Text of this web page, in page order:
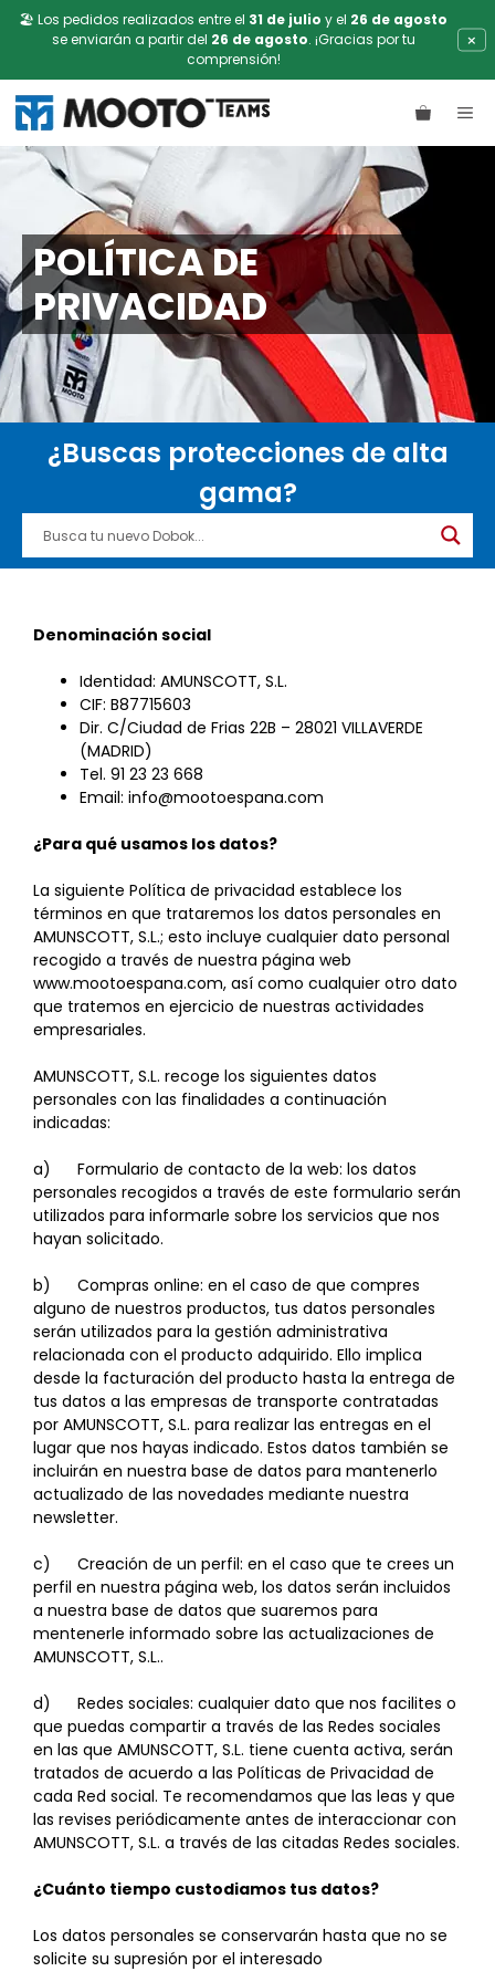
🏖️ Los pedidos realizados entre el 31 de julio y el 26 de agosto
se enviarán a partir del 26 de agosto. ¡Gracias por tu
comprensión!
×
Saltar
contenido
POLÍTICA DE
PRIVACIDAD
¿Buscas protecciones de alta
gama?
Denominación social
Identidad: AMUNSCOTT, S.L.
CIF: B87715603
Dir. C/Ciudad de Frias 22B – 28021 VILLAVERDE
(MADRID)
Tel. 91 23 23 668
Email: info@mootoespana.com
¿Para qué usamos los datos?
La siguiente Política de privacidad establece los
términos en que trataremos los datos personales en
AMUNSCOTT, S.L.; esto incluye cualquier dato personal
recogido a través de nuestra página web
www.mootoespana.com, así como cualquier otro dato
que tratemos en ejercicio de nuestras actividades
empresariales.
AMUNSCOTT, S.L. recoge los siguientes datos
personales con las finalidades a continuación
indicadas:
a) Formulario de contacto de la web: los datos
personales recogidos a través de este formulario serán
utilizados para informarle sobre los servicios que nos
hayan solicitado.
b) Compras online: en el caso de que compres
alguno de nuestros productos, tus datos personales
serán utilizados para la gestión administrativa
relacionada con el producto adquirido. Ello implica
desde la facturación del producto hasta la entrega de
tus datos a las empresas de transporte contratadas
por AMUNSCOTT, S.L. para realizar las entregas en el
lugar que nos hayas indicado. Estos datos también se
incluirán en nuestra base de datos para mantenerlo
actualizado de las novedades mediante nuestra
newsletter.
c) Creación de un perfil: en el caso que te crees un
perfil en nuestra página web, los datos serán incluidos
a nuestra base de datos que suaremos para
mentenerle informado sobre las actualizaciones de
AMUNSCOTT, S.L..
d) Redes sociales: cualquier dato que nos facilites o
que puedas compartir a través de las Redes sociales
en las que AMUNSCOTT, S.L. tiene cuenta activa, serán
tratados de acuerdo a las Políticas de Privacidad de
cada Red social. Te recomendamos que las leas y que
las revises periódicamente antes de interaccionar con
AMUNSCOTT, S.L. a través de las citadas Redes sociales.
¿Cuánto tiempo custodiamos tus datos?
Los datos personales se conservarán hasta que no se
solicite su supresión por el interesado